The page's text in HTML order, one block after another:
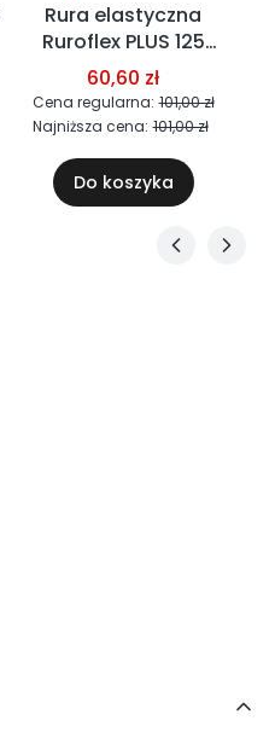
Rura elastyczna
Ruroflex PLUS 125
(CLICK) - łącznik do
kominków Wirplast
60,60 zł
Cena regularna: 101,00 zł
Najniższa cena: 101,00 zł
Do koszyka